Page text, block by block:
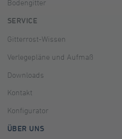
Bodengitter
SERVICE
Gitterrost-Wissen
Verlegepläne und Aufmaß
Downloads
Kontakt
Konfigurator
ÜBER UNS